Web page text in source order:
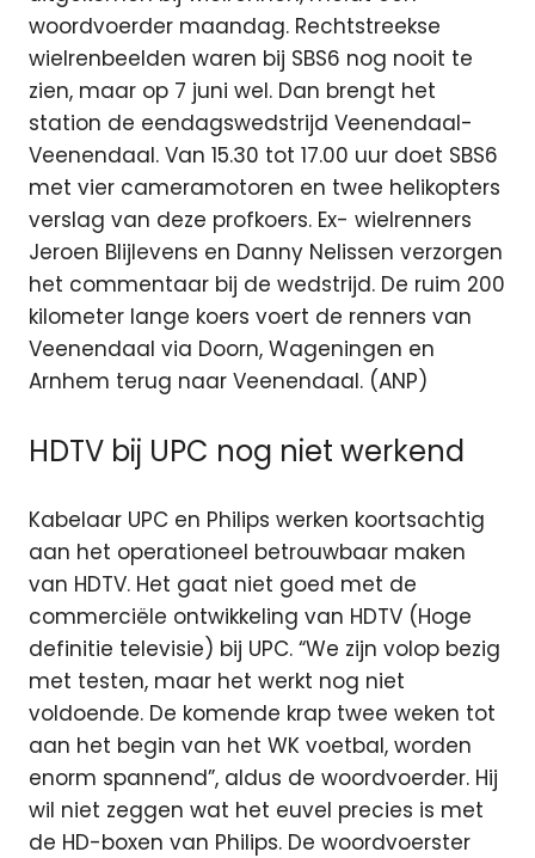
woordvoerder maandag. Rechtstreekse
wielrenbeelden waren bij SBS6 nog nooit te
zien, maar op 7 juni wel. Dan brengt het
station de eendagswedstrijd Veenendaal-
Veenendaal. Van 15.30 tot 17.00 uur doet SBS6
met vier cameramotoren en twee helikopters
verslag van deze profkoers. Ex- wielrenners
Jeroen Blijlevens en Danny Nelissen verzorgen
het commentaar bij de wedstrijd. De ruim 200
kilometer lange koers voert de renners van
Veenendaal via Doorn, Wageningen en
Arnhem terug naar Veenendaal. (ANP)
HDTV bij UPC nog niet werkend
Kabelaar UPC en Philips werken koortsachtig
aan het operationeel betrouwbaar maken
van HDTV. Het gaat niet goed met de
commerciële ontwikkeling van HDTV (Hoge
definitie televisie) bij UPC. “We zijn volop bezig
met testen, maar het werkt nog niet
voldoende. De komende krap twee weken tot
aan het begin van het WK voetbal, worden
enorm spannend”, aldus de woordvoerder. Hij
wil niet zeggen wat het euvel precies is met
de HD-boxen van Philips. De woordvoerster